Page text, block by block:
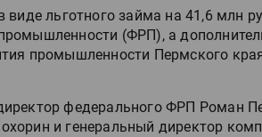
льготного займа на 41,6 млн
(ФРП), а
промышленности Пермского
федерального ФРП Роман
и генеральный директор